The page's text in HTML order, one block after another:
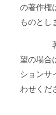
の著作権
ものとし
著作
望の場合
ションサ
わせくだ